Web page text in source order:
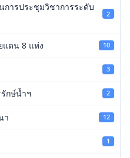
การประชุมวิชาการระดับ
2
แดน 8 แห่ง 10
3
กษ์น้ำฯ 2
า 12
1